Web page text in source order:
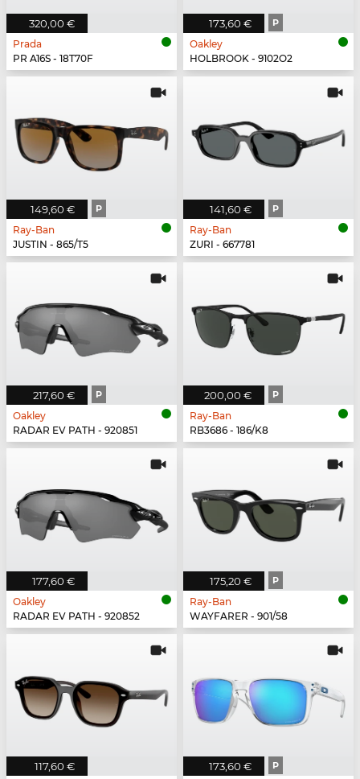
320,00 €
Prada
PR A16S - 18T70F
173,60 € P
Oakley
HOLBROOK - 9102O2
149,60 € P
Ray-Ban
JUSTIN - 865/T5
141,60 € P
Ray-Ban
ZURI - 667781
217,60 € P
Oakley
RADAR EV PATH - 920851
200,00 € P
Ray-Ban
RB3686 - 186/K8
177,60 €
Oakley
RADAR EV PATH - 920852
175,20 € P
Ray-Ban
WAYFARER - 901/58
117,60 € 173,60 € P